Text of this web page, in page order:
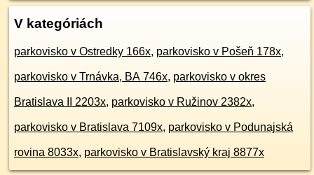
V kategóriách
parkovisko v Ostredky 166x, parkovisko v Pošeň 178x,
parkovisko v Trnávka, BA 746x, parkovisko v okres
Bratislava II 2203x, parkovisko v Ružinov 2382x,
parkovisko v Bratislava 7109x, parkovisko v Podunajská
rovina 8033x, parkovisko v Bratislavský kraj 8877x